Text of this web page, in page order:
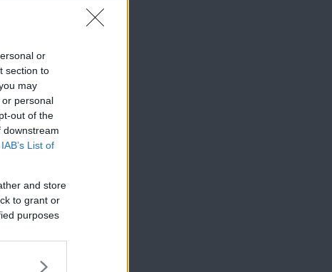
or
section to
may
personal
out of the
downstream
IAB’s List of
and store
to grant or
purposes